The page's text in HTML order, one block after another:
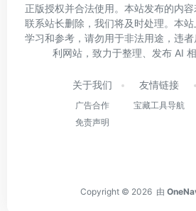
正版授权并合法使用。本站发布的内
联系站长删除，我们将及时处理。本
学习和参考，请勿用于非法用途，违
利网站，致力于整理、发布 AI 相
关于我们
广告合作
免责声明
友情链接
宝藏工具导航
Copyright © 2026 由